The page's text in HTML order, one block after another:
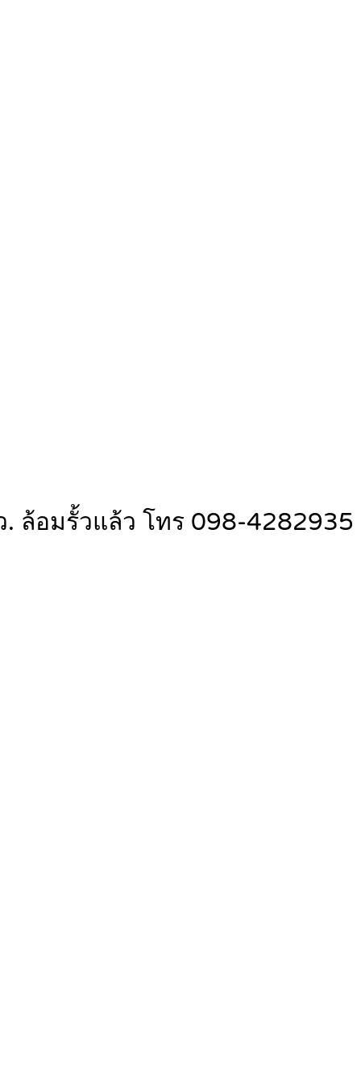
. ล้อมรั้วแล้ว โทร 098-4282935